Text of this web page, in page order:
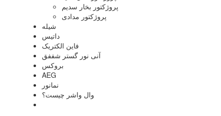
پروژکتور بخار سدیم
پروژکتور مدادی
شیله
داتیس
فاین الکتریک
آنی نور گستر شففق
بروکس
AEG
نمانور
وال واشر چیست؟